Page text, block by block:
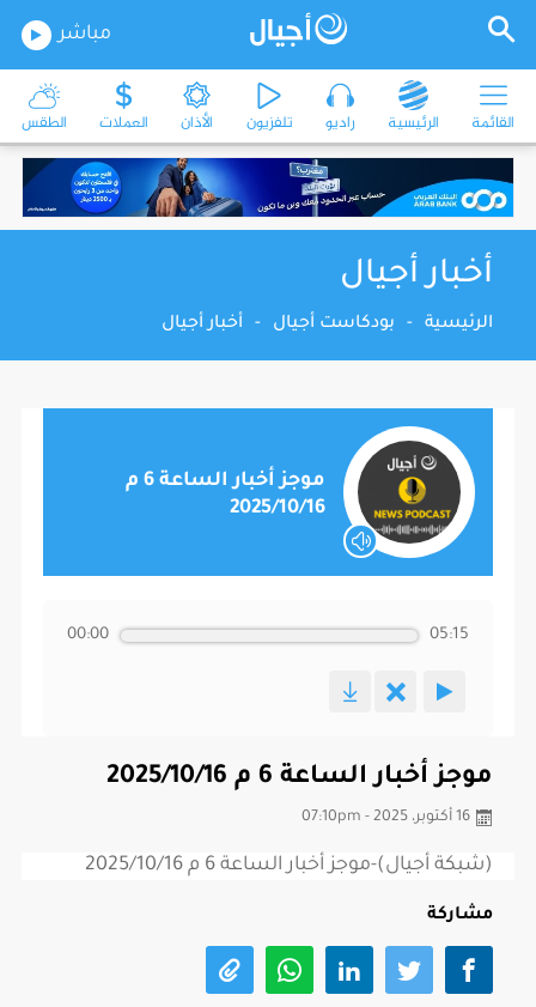
مباشر
القائمة الرئيسية راديو تلفزيون الأذان العملات الطقس
أخبار أجيال
الرئيسية - بودكاست أجيال - أخبار أجيال
موجز أخبار الساعة 6 م
2025/10/16
00:00 05:15
موجز أخبار الساعة 6 م 2025/10/16
16 أكتوبر، 2025 - 07:10pm
(شبكة أجيال)-موجز أخبار الساعة 6 م 2025/10/16
مشاركة